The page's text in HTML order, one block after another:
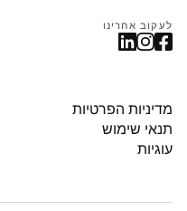
לעקוב אחרינו
מדיניות הפרטיות
תנאי שימוש
עוגיות